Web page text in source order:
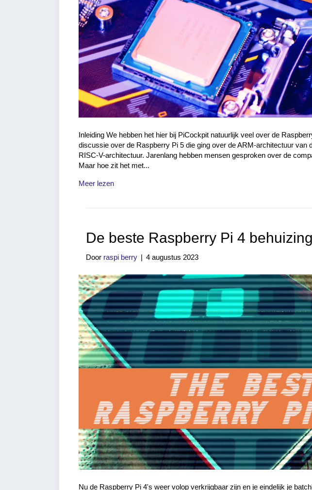
Inleiding We hebben het hier bij PiCockpit natuurlijk veel over de
discussie over de Raspberry Pi 5 die ging over de ARM-architectuur van
RISC-V-architectuur. Jarenlang hebben mensen gesproken over de
Maar hoe zit het met...
Meer lezen
De beste Raspberry Pi 4
Door raspi berry | 4 augustus 2023
Nu de Raspberry Pi 4's weer volop verkrijgbaar zijn en je eindelijk je